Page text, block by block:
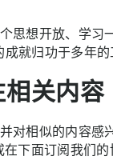
思想开放、学习
就归功于多年
关内容
对相似的内容感
下面订阅我们的